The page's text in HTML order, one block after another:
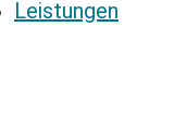
Leistungen